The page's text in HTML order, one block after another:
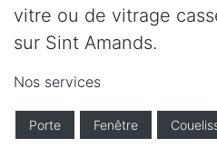
vitre ou de vitrage
sur Sint Amands.
Nos services
Porte Fenêtre